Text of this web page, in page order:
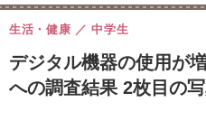
デジタル機器の使用が
への調査結果 2枚目の
生活・健康 中学生